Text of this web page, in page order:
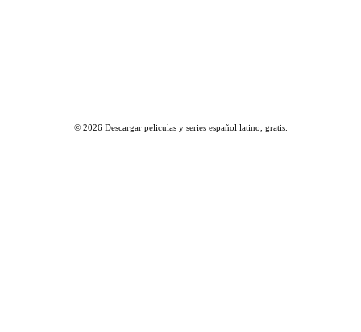
© 2026 Descargar peliculas y series español latino, gratis.